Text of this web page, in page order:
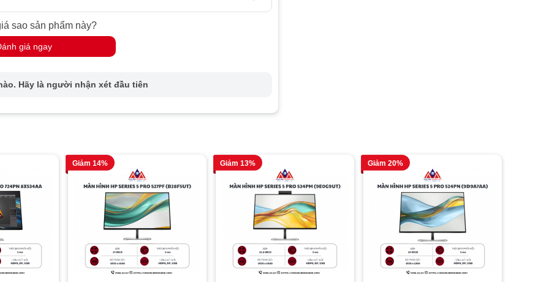
hiển thị hình ảnh chuyển động mượt mà, giảm thiểu hiện
U2520DvàLCD Dell P2725H
, mang lại trải nghiệm chơi game và xem phim sống động, mượt mà
IPS là lựa chọn lý tưởng cho những ai đang tìm kiếm một màn
, và . Với tấm nền IPS độ phân giải Full HD
Samsung LS22C310EAEXXV vượt trội so với các đối thủ như
cấp một trải nghiệm làm việc, học tập và giải trí hoàn hảo.
sao sản phẩm này?
giá ngay
Hãy là người nhận xét đầu tiên
Giảm 14% Giảm 13% Giảm 20%